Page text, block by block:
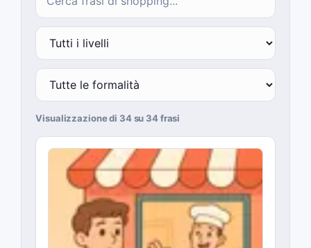
Visualizzazione di 34 su 34 frasi